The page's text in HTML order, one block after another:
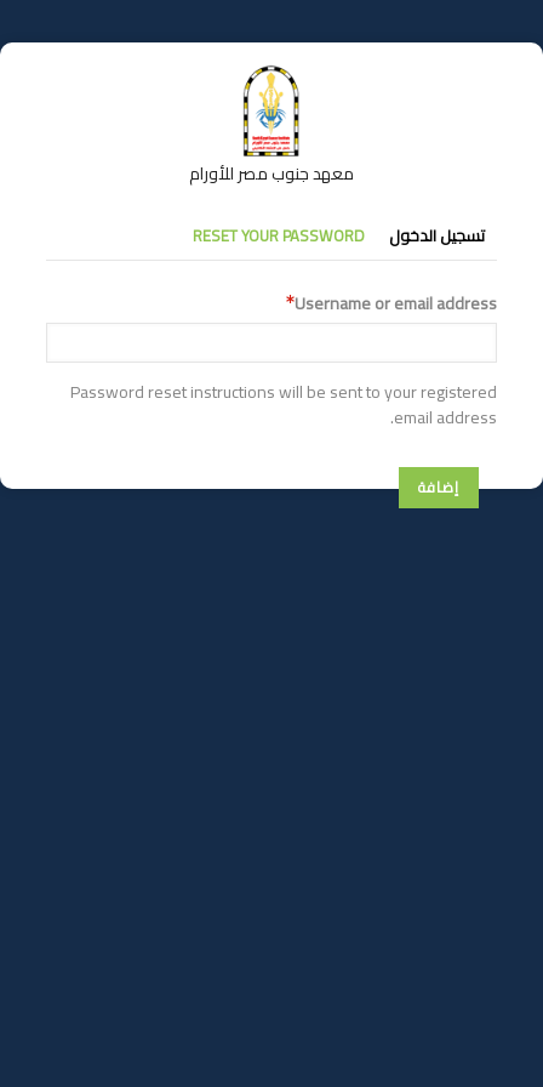
إلى
المحتوى
معهد جنوب مصر للأورام
التبويبات
الأساسية
تسجيل الدخول RESET YOUR PASSWORD
Username or email address
Password reset instructions will be sent to your registered
email address.